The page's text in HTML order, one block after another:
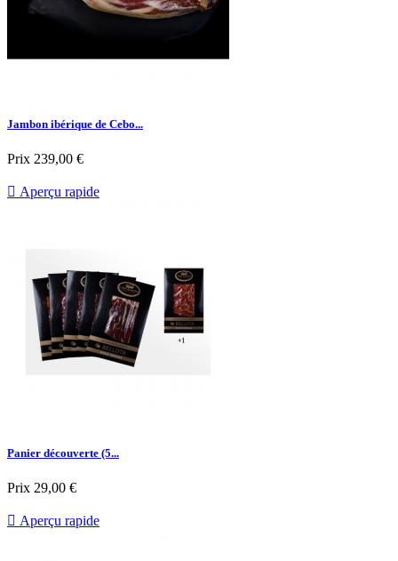
Jambon ibérique de Cebo...
Prix 239,00 €
 Aperçu rapide
Panier découverte (5...
Prix 29,00 €
 Aperçu rapide